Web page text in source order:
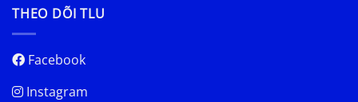
THEO DÕI TLU
Facebook
Instagram